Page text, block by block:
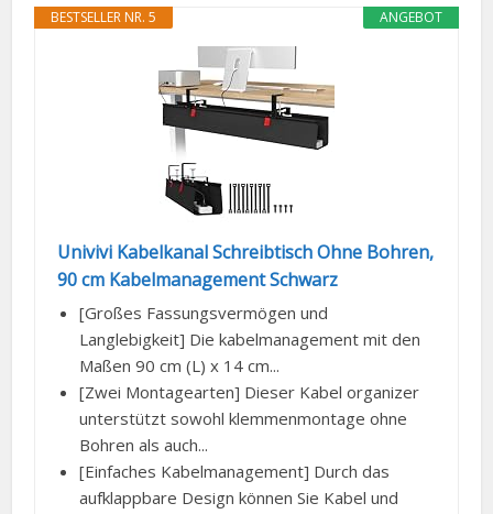
ANGEBOT
BESTSELLER NR. 5
Univivi Kabelkanal Schreibtisch Ohne Bohren,
90 cm Kabelmanagement Schwarz
[Großes Fassungsvermögen und
Langlebigkeit] Die kabelmanagement mit den
Maßen 90 cm (L) x 14 cm...
[Zwei Montagearten] Dieser Kabel organizer
unterstützt sowohl klemmenmontage ohne
Bohren als auch...
[Einfaches Kabelmanagement] Durch das
aufklappbare Design können Sie Kabel und